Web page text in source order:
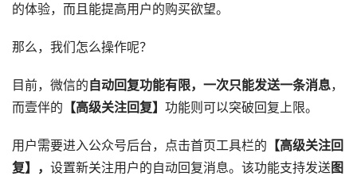
的体验，而且能提高用户的购买欲望。
那么，我们怎么操作呢？
目前，微信的自动回复功能有限，一次只能发送一条消息，
而壹伴的 【高级关注回复】 功能则可以突破回复上限。
用户需要进入公众号后台，点击首页工具栏的 【高级关注回
复】， 设置新关注用户的自动回复消息。该功能支持发送图